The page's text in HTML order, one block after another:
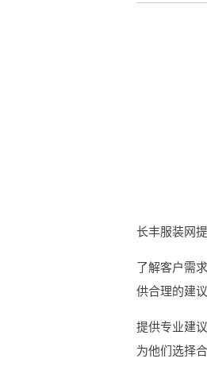
长丰服装网
了解客户需
供合理的建议
提供专业建
为他们选择